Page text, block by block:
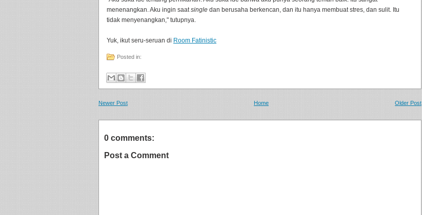
menenangkan. Aku ingin saatsingle dan berusaha berkencan, dan itu hanya membuat stres, dan sulit. Itu
tidak menyenangkan," tutupnya.
Yuk, ikut seru-seruan di Room Fatinistic
Posted in:
Newer Post Older Post
Home
0 comments:
Post a Comment